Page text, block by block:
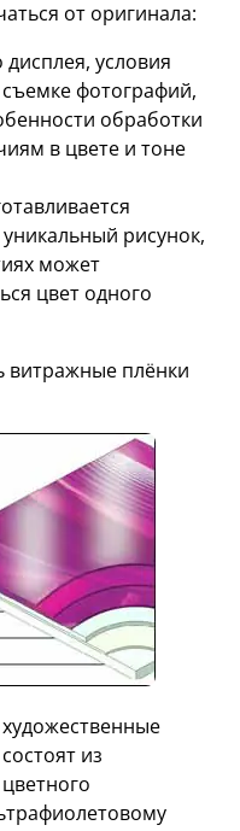
от оригинала:
условия
фотографий,
обработки
в цвете и тоне
рисунок,
может
цвет одного
плёнки
из